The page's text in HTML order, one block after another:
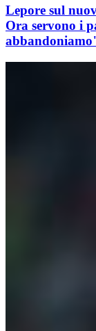
Lepore sul
Ora servono i